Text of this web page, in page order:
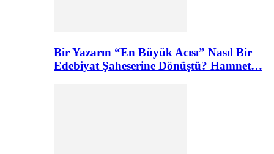
Bir Yazarın “En Büyük Acısı” Nasıl Bir
Edebiyat Şaheserine Dönüştü? Hamnet…